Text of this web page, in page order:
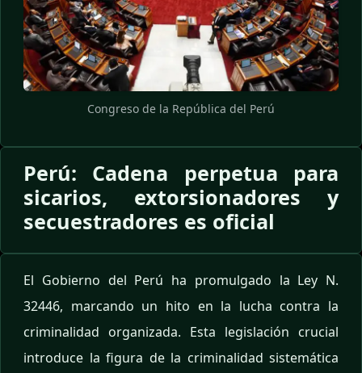
Congreso de la República del Perú
Perú: Cadena perpetua para
sicarios, extorsionadores y
secuestradores es oficial
El Gobierno del Perú ha promulgado la Ley N.
32446, marcando un hito en la lucha contra la
criminalidad organizada. Esta legislación crucial
introduce la figura de la criminalidad sistemática